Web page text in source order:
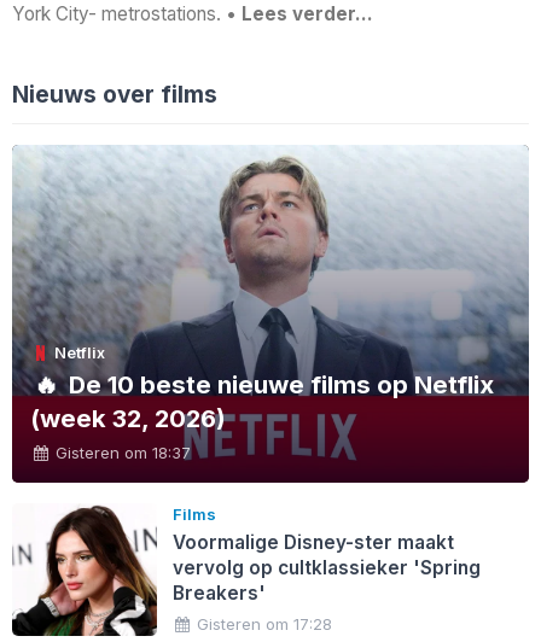
York City- metrostations. • Lees verder…
Nieuws over films
Netflix
🔥De 10 beste nieuwe films op Netflix
(week 32, 2026)
Gisteren om 18:37
Films
Voormalige Disney-ster maakt
vervolg op cultklassieker 'Spring
Breakers'
Gisteren om 17:28